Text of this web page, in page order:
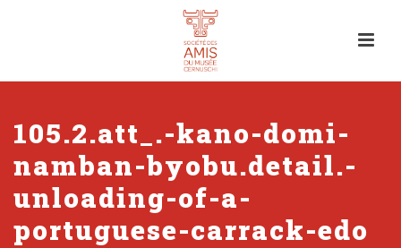
105.2.att_.-kano-domi-
namban-byobu.detail.-
unloading-of-a-
portuguese-carrack-edo